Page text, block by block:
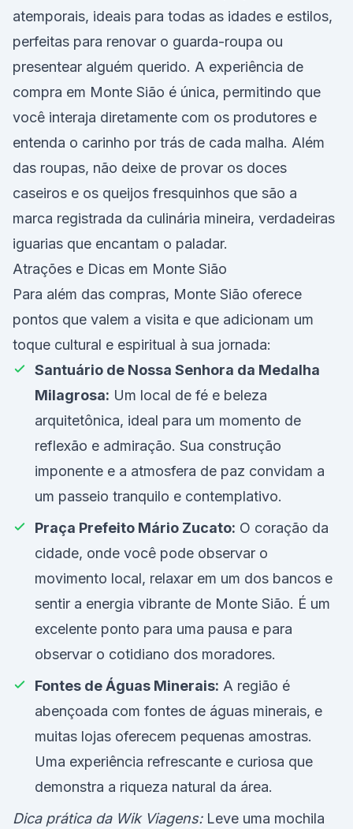
atemporais, ideais para todas as idades e estilos,
perfeitas para renovar o guarda-roupa ou
presentear alguém querido. A experiência de
compra em Monte Sião é única, permitindo que
você interaja diretamente com os produtores e
entenda o carinho por trás de cada malha. Além
das roupas, não deixe de provar os doces
caseiros e os queijos fresquinhos que são a
marca registrada da culinária mineira, verdadeiras
iguarias que encantam o paladar.
Atrações e Dicas em Monte Sião
Para além das compras, Monte Sião oferece
pontos que valem a visita e que adicionam um
toque cultural e espiritual à sua jornada:
Santuário de Nossa Senhora da Medalha
Milagrosa: Um local de fé e beleza
arquitetônica, ideal para um momento de
reflexão e admiração. Sua construção
imponente e a atmosfera de paz convidam a
um passeio tranquilo e contemplativo.
Praça Prefeito Mário Zucato: O coração da
cidade, onde você pode observar o
movimento local, relaxar em um dos bancos e
sentir a energia vibrante de Monte Sião. É um
excelente ponto para uma pausa e para
observar o cotidiano dos moradores.
Fontes de Águas Minerais: A região é
abençoada com fontes de águas minerais, e
muitas lojas oferecem pequenas amostras.
Uma experiência refrescante e curiosa que
demonstra a riqueza natural da área.
Dica prática da Wik Viagens:Leve uma mochila